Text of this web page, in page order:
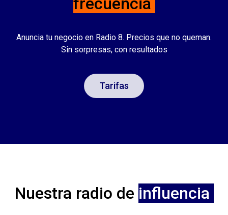
Anuncia tu negocio en Radio 8. Precios que no queman.
Sin sorpresas, con resultados
Tarifas
Nuestra radio de influencia